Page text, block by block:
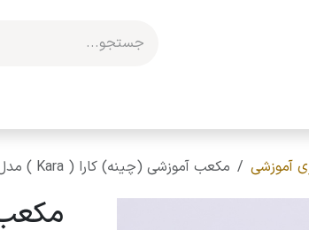
آموزشی مکعب آموزشی (چینه) کارا ( Kara ) مدل 20 عددی